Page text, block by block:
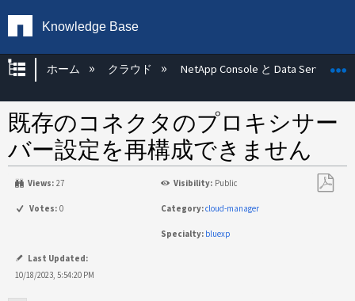
Knowledge Base
グローバル階層を展開/折りたたむ
ホーム クラウド NetApp Console と Data Services
既存のコネクタのプロキシサー
バー設定を再構成できません
Views: 27 Visibility: Public
Votes: 0 Category:cloud-manager
Specialty: bluexp
Last Updated:
10/18/2023, 5:54:20 PM